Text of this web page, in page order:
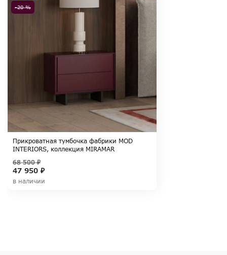
-20 %
Прикроватная тумбочка фабрики MOD
INTERIORS, коллекция MIRAMAR
47 950 ₽
68 500 ₽
в наличии